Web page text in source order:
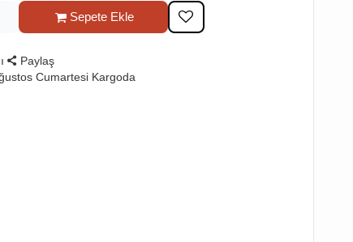
Sepete Ekle
Paylaş
Cumartesi Kargoda